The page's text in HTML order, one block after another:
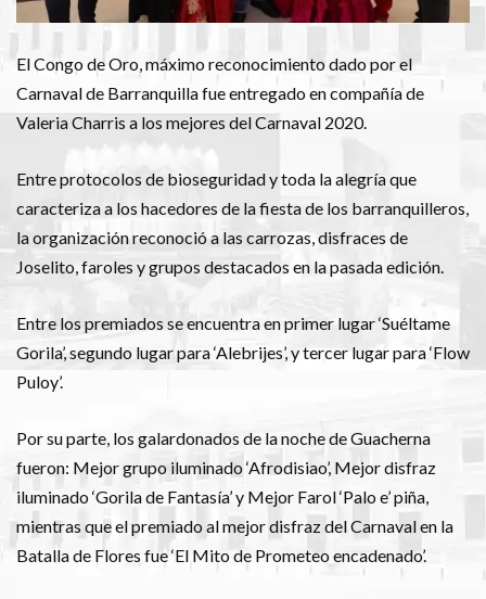
El Congo de Oro, máximo reconocimiento dado por el
Carnaval de Barranquilla fue entregado en compañía de
Valeria Charris a los mejores del Carnaval 2020.
Entre protocolos de bioseguridad y toda la alegría que
caracteriza a los hacedores de la fiesta de los barranquilleros,
la organización reconoció a las carrozas, disfraces de
Joselito, faroles y grupos destacados en la pasada edición.
Entre los premiados se encuentra en primer lugar ‘Suéltame
Gorila’, segundo lugar para ‘Alebrijes’, y tercer lugar para ‘Flow
Puloy’.
Por su parte, los galardonados de la noche de Guacherna
fueron: Mejor grupo iluminado ‘Afrodisiao’, Mejor disfraz
iluminado ‘Gorila de Fantasía’ y Mejor Farol ‘Palo e’ piña,
mientras que el premiado al mejor disfraz del Carnaval en la
Batalla de Flores fue ‘El Mito de Prometeo encadenado’.